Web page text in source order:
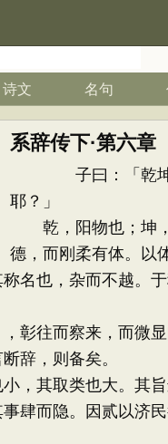
诗文 名句
系辞传下·第六章
子曰：「乾坤
耶？」
乾，阳物也；坤，
德，而刚柔有体。以
名也，杂而不越。
往而察来，而微显
辞，则备矣。
其取类也大。其旨
肆而隐。因贰以济